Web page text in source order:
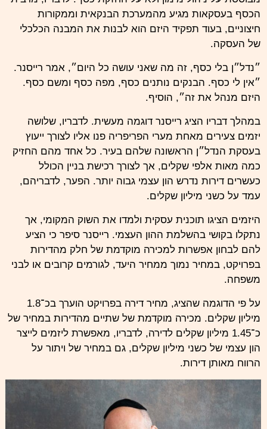
הכסף בעסקאות מגיע מהמערכת הבנקאית וממקורות
חיצוניים, בעוד תפקיד היזם הוא לבנות את המבנה הכלכלי
של העסקה.
״נדל״ן בלי כסף, זה מה שאני עושה כל היום״, אמר רייסנר.
״אין לי כסף. הבנקים נותנים כסף, מפה כסף ומשם כסף.
היזם מנהל את זה״, הוסיף.
במהלך דבריו הציג רייסנר דוגמה מעשית. לדבריו, שלושה
יזמים צעירים מאחת מערי הפריפריה פנו אליו לצורך ייעוץ
בעסקת הנדל״ן הראשונה שלהם בעיר. כל אחד מהם החזיק
כמה מאות אלפי שקלים, אך לצורך רכישת בניין הכולל
כעשרים דירות נדרש הון עצמי גבוה יותר. הפער, לדבריהם,
עמד על כשני מיליון שקלים.
היזמים הציגו תוכנית עסקית ולמדו את השוק המקומי, אך
נתקלו בקושי בהשלמת ההון העצמי. רייסנר סיפר כי הציע
להם לבחון אפשרות למכירה מוקדמת של חלק מהדירות
בפרויקט, במחיר נמוך ממחיר היעד, לגורמים קרובים או לבני
משפחה.
על פי הדוגמה שהציג, מחיר דירה בפרויקט הוערך בכ־1.8
מיליון שקלים. מכירה מוקדמת של שתיים מהדירות במחיר של
כ־1.45 מיליון שקלים לדירה, לדבריו, מאפשרת ליזמים לייצר
הון עצמי של כשני מיליון שקלים, גם במחיר של ויתור על
הרווח מאותן דירות.